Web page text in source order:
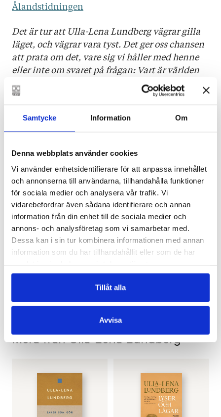
Samtycke Information Om
Denna webbplats använder cookies
Vi använder enhetsidentifierare för att anpassa innehållet
och annonserna till användarna, tillhandahålla funktioner
för sociala medier och analysera vår trafik. Vi
vidarebefordrar även sådana identifierare och annan
information från din enhet till de sociala medier och
annons- och analysföretag som vi samarbetar med.
Dessa kan i sin tur kombinera informationen med annan
information som du har tillhandahållit eller som de har
Tillåt alla
Avvisa
Ålandstidningen
Det är tur att Ulla-Lena Lundberg vägrar gilla
läget, och vägrar vara tyst. Det ger oss chansen
att prata om det, vare sig vi håller med henne
eller inte om svaret på frågan: Vart är världen
på väg?
Österbottens Tidning
Att läsa Ulla-Lena Lundbergs essäer är som att
besöka en bildad finlandssvensk farmor med
sin samtid.
HBL
Bra underlag för såväl animerade som
högröstade och spirituella konversationer vid
middagsbordet.
Svenska Yle
Mera från Ulla-Lena Lundberg